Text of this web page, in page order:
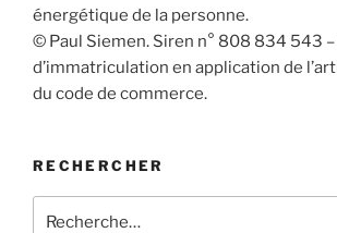
énergétique de la personne.
© Paul Siemen. Siren n° 808 834 543
d’immatriculation en application de
du code de commerce.
RECHERCHER